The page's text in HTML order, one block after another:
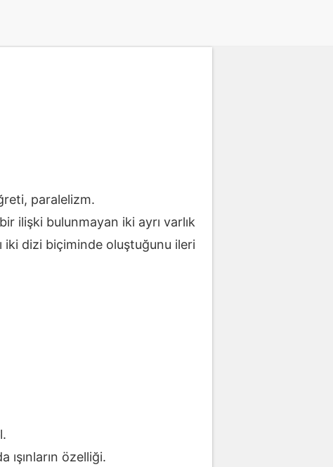
paralelizm.
ilişki bulunmayan iki ayrı varlık
iki dizi biçiminde oluştuğunu ileri
özelliği.